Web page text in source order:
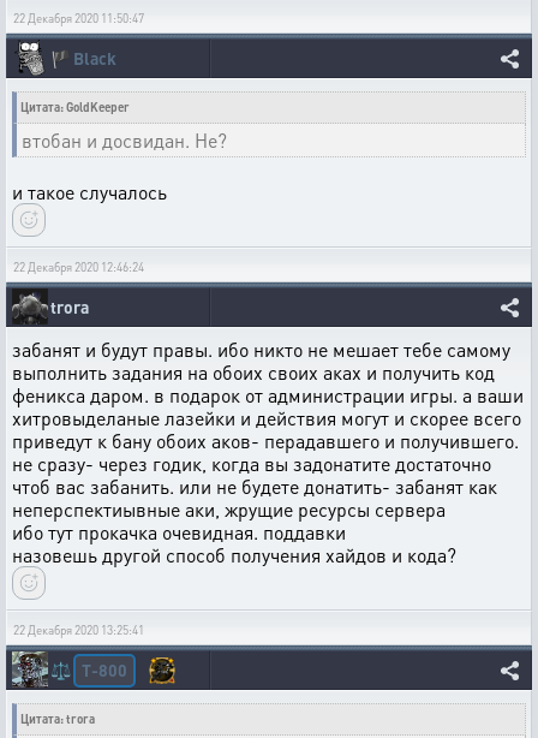
22 Декабря 2020 11:50:47
🏴 Black
Цитата: GoldKeeper
втобан и досвидан. Не?
и такое случалось
22 Декабря 2020 12:46:24
trora
забанят и будут правы. ибо никто не мешает тебе самому
выполнить задания на обоих своих аках и получить код
феникса даром. в подарок от администрации игры. а ваши
хитровыделаные лазейки и действия могут и скорее всего
приведут к бану обоих аков- перадавшего и получившего.
не сразу- через годик, когда вы задонатите достаточно
чтоб вас забанить. или не будете донатить- забанят как
неперспектиывные аки, жрущие ресурсы сервера
ибо тут прокачка очевидная. поддавки
назовешь другой способ получения хайдов и кода?
22 Декабря 2020 13:25:41
⚖️ T-800
Цитата: trora